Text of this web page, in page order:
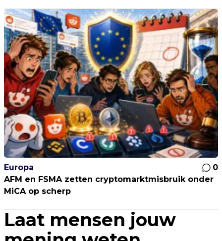
Europa
0
AFM en FSMA zetten cryptomarktmisbruik onder
MiCA op scherp
Laat mensen jouw